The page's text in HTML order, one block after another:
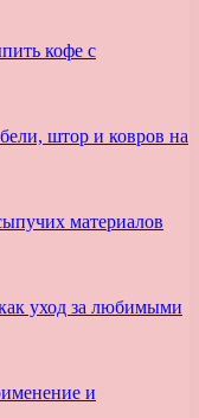
кофе с
штор и ковров на
материалов
уход за любимыми
и